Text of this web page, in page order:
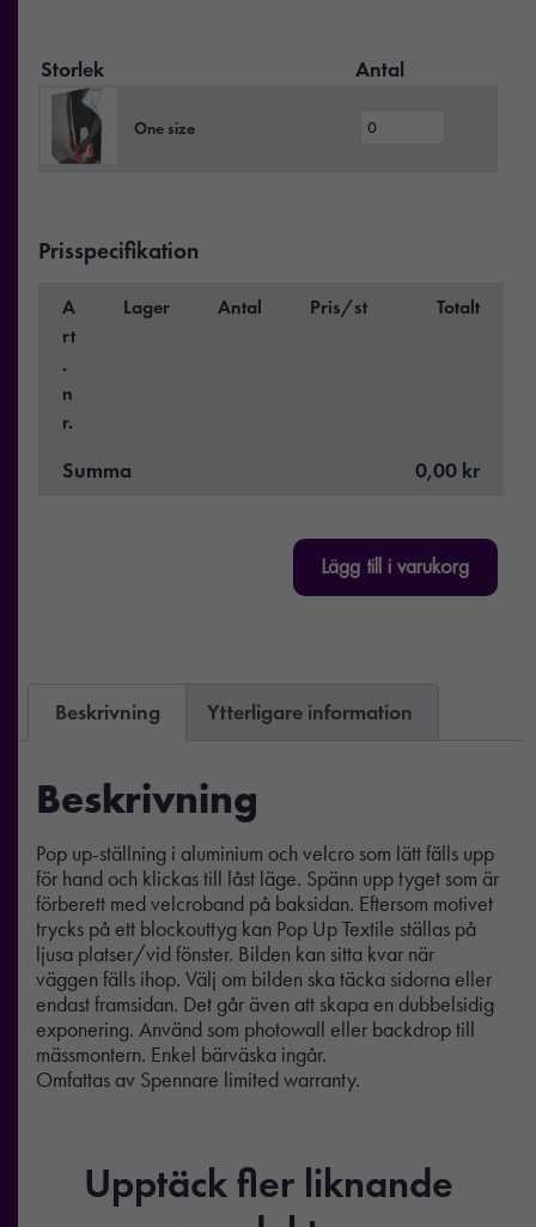
Storlek Antal
One size
Prisspecifikation
A
rt
.
n
r.
Lager Antal Pris/st Totalt
Summa 0,00 kr
Lägg till i varukorg
Beskrivning Ytterligare information
Beskrivning
Pop up-ställning i aluminium och velcro som lätt fälls upp
för hand och klickas till låst läge. Spänn upp tyget som är
förberett med velcroband på baksidan. Eftersom motivet
trycks på ett blockouttyg kan Pop Up Textile ställas på
ljusa platser/vid fönster. Bilden kan sitta kvar när
väggen fälls ihop. Välj om bilden ska täcka sidorna eller
endast framsidan. Det går även att skapa en dubbelsidig
exponering. Använd som photowall eller backdrop till
mässmontern. Enkel bärväska ingår.
Omfattas av Spennare limited warranty.
Upptäck fler liknande